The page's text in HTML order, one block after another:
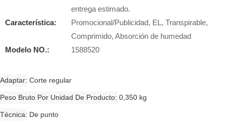
entrega estimado.
Característica:
Promocional/Publicidad, EL, Transpirable,
Comprimido, Absorción de humedad
Modelo NO.:
1588520
Adaptar Corte regular
Peso Bruto Por Unidad De Producto 0,350 kg
Técnica De punto